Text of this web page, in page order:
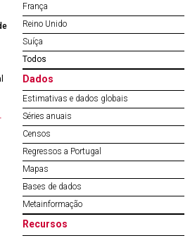
França
Reino Unido
Suíça
Todos
Dados
Estimativas e dados globais
Séries anuais
Censos
Regressos a Portugal
Mapas
Bases de dados
Metainformação
Recursos